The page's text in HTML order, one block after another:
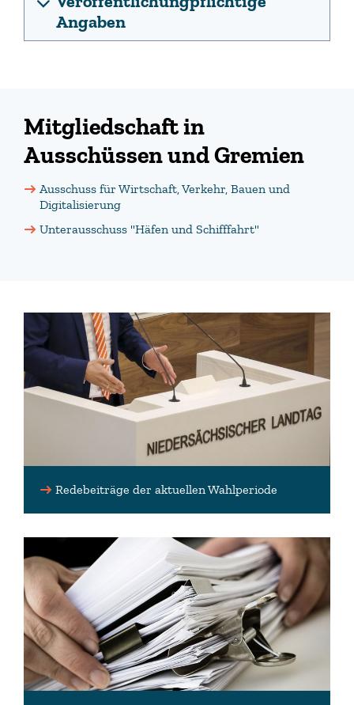
Angaben
Mitgliedschaft in
Ausschüssen und Gremien
Ausschuss für Wirtschaft, Verkehr, Bauen und
Digitalisierung
Unterausschuss "Häfen und Schifffahrt"
Redebeiträge der aktuellen Wahlperiode